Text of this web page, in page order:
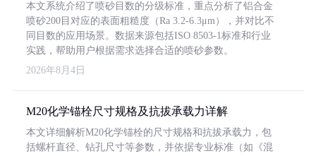
本文系统介绍了喷砂目数的分级标准，重点分析了铝合金
喷砂200目对应的表面粗糙度（Ra 3.2-6.3μm），并对比不
同目数的应用场景。数据来源包括ISO 8503-1标准和行业
实践，帮助用户根据需求选择合适的喷砂参数。
2026年8月4日
M20化学锚栓尺寸规格及抗拔承载力详解
本文详细解析M20化学锚栓的尺寸规格和抗拔承载力，包
括螺杆直径、钻孔尺寸等参数，并依据专业标准（如《混